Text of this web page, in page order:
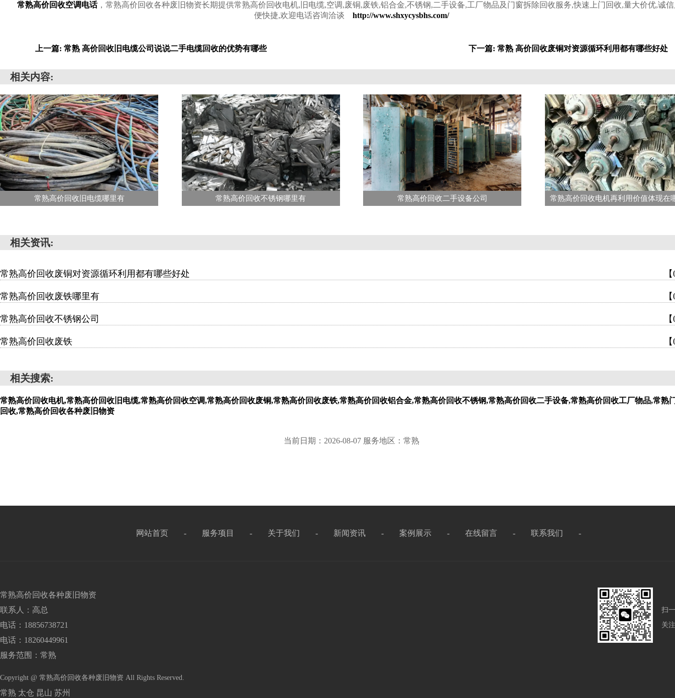
常熟高价回收空调电话，常熟高价回收各种废旧物资长期提供常熟高价回收电机,旧电缆,空调,废铜,废铁,铝合金,不锈钢,二手设备,工厂物品及门窗拆除回收服务,快速上门回收,量大价优,诚
便快捷,欢迎电话咨询洽谈 http://www.shxycysbhs.com/
上一篇: 常熟 高价回收旧电缆公司说说二手电缆回收的优势有哪些 下一篇: 常熟 高价回收废铜对资源循环利用都有哪些好处
相关内容:
常熟高价回收旧电缆哪里有 常熟高价回收不锈钢哪里有 常熟高价回收二手设备公司
相关资讯:
常熟高价回收废铜对资源循环利用都有哪些好处
常熟高价回收废铁哪里有
常熟高价回收不锈钢公司
常熟高价回收废铁
相关搜索:
常熟高价回收电机,常熟高价回收旧电缆,常熟高价回收空调,常熟高价回收废铜,常熟高价回收废铁,常熟高价回收铝合金,常熟高价回收不锈钢,常熟高价回收二手设备,常熟高价回收工厂物品,常熟
回收,常熟高价回收各种废旧物资
当前日期：2026-08-07 服务地区：常熟
网站首页 - 服务项目 - 关于我们 - 新闻资讯 - 案例展示 - 在线留言 - 联系我们 -
常熟高价回收各种废旧物资
联系人：高总
电话：18856738721
电话：18260449961
服务范围：常熟
Copyright @ 常熟高价回收各种废旧物资 All Rights Reserved.
常熟 太仓 昆山 苏州
扫
关